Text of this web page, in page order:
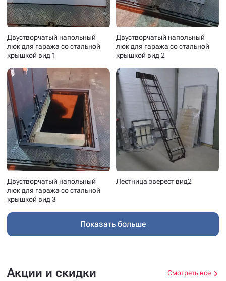
Двустворчатый напольный
люк для гаража со стальной
крышкой вид 1
Двустворчатый напольный
люк для гаража со стальной
крышкой вид 2
Двустворчатый напольный
люк для гаража со стальной
крышкой вид 3
Лестница эверест вид2
Показать больше
Акции и скидки Смотреть все